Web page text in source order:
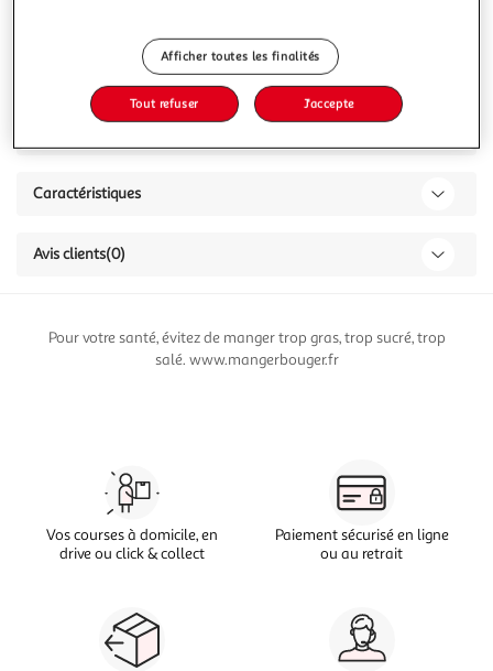
Caractéristiques
Avis clients(0)
Pour votre santé, évitez de manger trop gras, trop sucré, trop
salé. www.mangerbouger.fr
Vos courses à domicile, en
drive ou click & collect
Paiement sécurisé en ligne
ou au retrait
Afficher toutes les finalités
Tout refuser J'accepte